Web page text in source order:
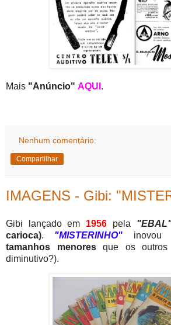
Mais "Anúncio" AQUI .
Nenhum comentário:
Compartilhar
IMAGENS - Gibi:
Gibi lançado em 1956 pela
carioca). "MISTERINHO" inovou
tamanhos menoresque os outros
diminutivo?).